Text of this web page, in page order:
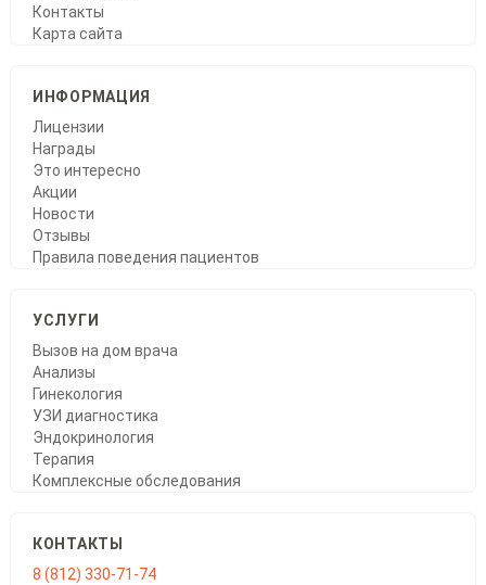
Контакты
Карта сайта
ИНФОРМАЦИЯ
Лицензии
Награды
Это интересно
Акции
Новости
Отзывы
Правила поведения пациентов
УСЛУГИ
Вызов на дом врача
Анализы
Гинекология
УЗИ диагностика
Эндокринология
Терапия
Комплексные обследования
КОНТАКТЫ
8 (812) 330-71-74